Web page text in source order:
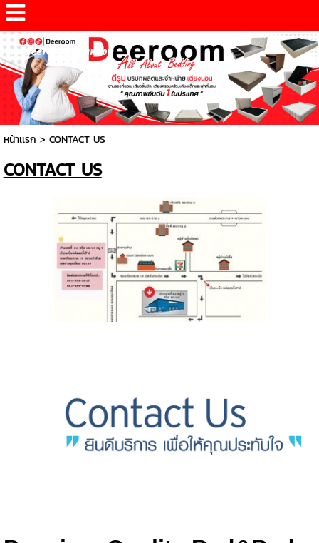
www.deeroomdesign.com
หน้าเเรก > CONTACT US
CONTACT US